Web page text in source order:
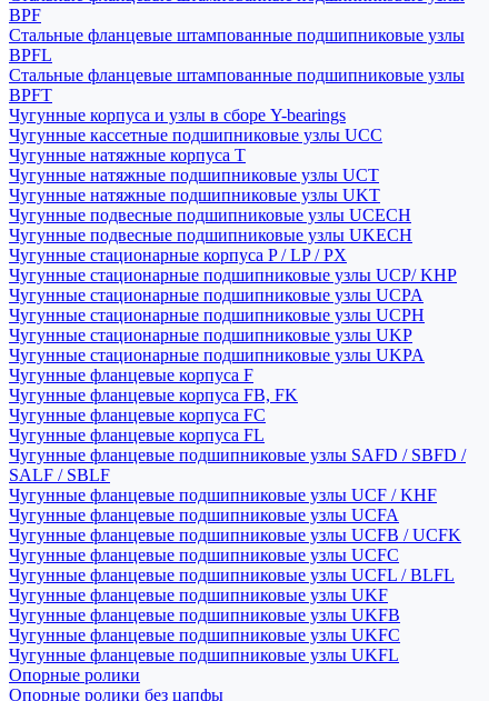
BPF
Стальные фланцевые штампованные подшипниковые узлы
BPFL
Стальные фланцевые штампованные подшипниковые узлы
BPFT
Чугунные корпуса и узлы в сборе Y-bearings
Чугунные кассетные подшипниковые узлы UCC
Чугунные натяжные корпуса T
Чугунные натяжные подшипниковые узлы UCT
Чугунные натяжные подшипниковые узлы UKT
Чугунные подвесные подшипниковые узлы UCECH
Чугунные подвесные подшипниковые узлы UKECH
Чугунные стационарные корпуса P / LP / PX
Чугунные стационарные подшипниковые узлы UCP/ KHP
Чугунные стационарные подшипниковые узлы UCPA
Чугунные стационарные подшипниковые узлы UCPH
Чугунные стационарные подшипниковые узлы UKP
Чугунные стационарные подшипниковые узлы UKPA
Чугунные фланцевые корпуса F
Чугунные фланцевые корпуса FB, FK
Чугунные фланцевые корпуса FC
Чугунные фланцевые корпуса FL
Чугунные фланцевые подшипниковые узлы SAFD / SBFD /
SALF / SBLF
Чугунные фланцевые подшипниковые узлы UCF / KHF
Чугунные фланцевые подшипниковые узлы UCFA
Чугунные фланцевые подшипниковые узлы UCFB / UCFK
Чугунные фланцевые подшипниковые узлы UCFC
Чугунные фланцевые подшипниковые узлы UCFL / BLFL
Чугунные фланцевые подшипниковые узлы UKF
Чугунные фланцевые подшипниковые узлы UKFB
Чугунные фланцевые подшипниковые узлы UKFC
Чугунные фланцевые подшипниковые узлы UKFL
Опорные ролики
Опорные ролики без цапфы